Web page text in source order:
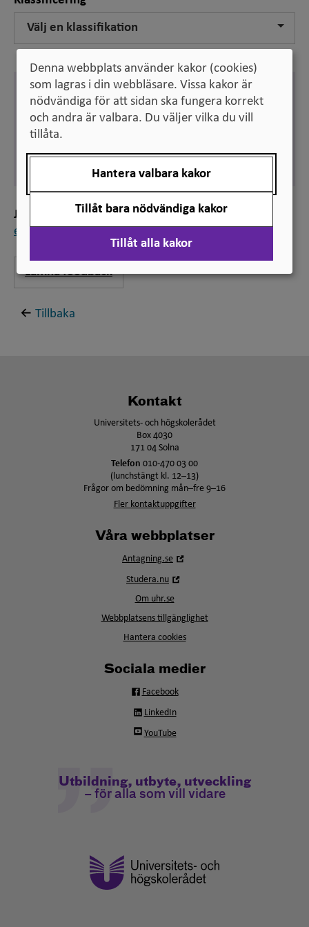
Välj en klassifikation
Svenska
kandidatuppsats
Engelska
Bachelor’s project
Jämför
examensarbete
Lämna feedback
Tillbaka
Kontakt
Universitets- och högskolerådet
Box 4030
171 04 Solna
Telefon 010-470 03 00
(lunchstängt kl. 12–13)
Frågor om bedömning mån–fre 9–16
Fler kontaktuppgifter
Våra webbplatser
Antagning.se
Studera.nu
fönster
Om uhr.se
Webbplatsens tillgänglighet
Hantera cookies
Sociala medier
Facebook
LinkedIn
YouTube
Utbildning, utbyte, utveckling
– för alla som vill vidare
Denna webbplats använder kakor (cookies)
som lagras i din webbläsare. Vissa kakor är
nödvändiga för att sidan ska fungera korrekt
och andra är valbara. Du väljer vilka du vill
tillåta.
Hantera valbara kakor
Tillåt bara nödvändiga kakor
Tillåt alla kakor